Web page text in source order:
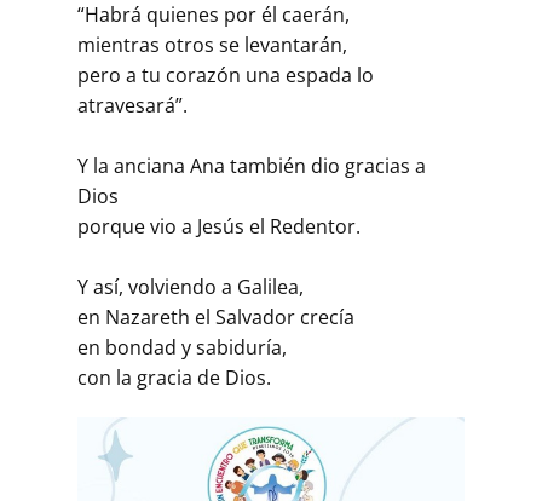
“Habrá quienes por él caerán,
mientras otros se levantarán,
pero a tu corazón una espada lo
atravesará”.
Y la anciana Ana también dio gracias a
Dios
porque vio a Jesús el Redentor.
Y así, volviendo a Galilea,
en Nazareth el Salvador crecía
en bondad y sabiduría,
con la gracia de Dios.